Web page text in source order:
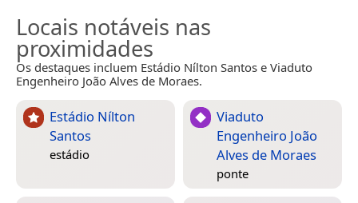
Locais notáveis nas
proximidades
Os destaques incluem Estádio Nílton Santos e Viaduto
Engenheiro João Alves de Moraes.
Estádio Nílton
Santos
estádio
Viaduto
Engenheiro João
Alves de Moraes
ponte